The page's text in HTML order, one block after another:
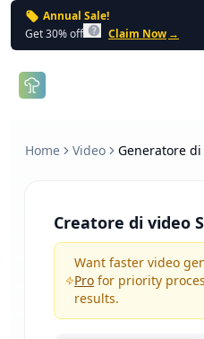
Annual Sale!
Get 30% off
Claim Now →
Home Video Generatore di
Creatore di video
Want faster video
Pro for priority
results.